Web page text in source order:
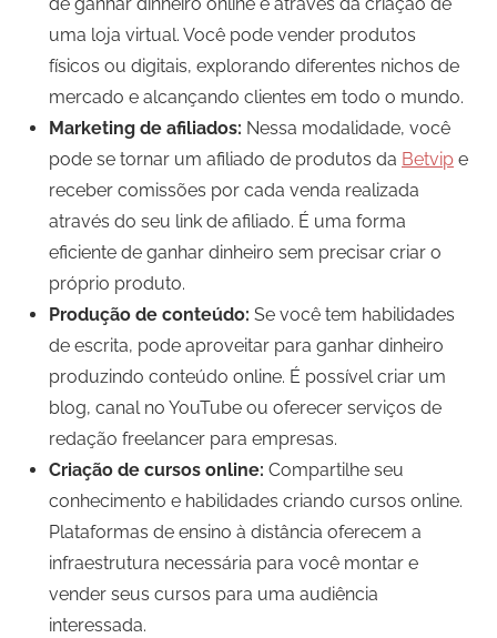
de ganhar dinheiro online é através da criação de
uma loja virtual. Você pode vender produtos
físicos ou digitais, explorando diferentes nichos de
mercado e alcançando clientes em todo o mundo.
Marketing de afiliados: Nessa modalidade, você
pode se tornar um afiliado de produtos da Betvip e
receber comissões por cada venda realizada
através do seu link de afiliado. É uma forma
eficiente de ganhar dinheiro sem precisar criar o
próprio produto.
Produção de conteúdo: Se você tem habilidades
de escrita, pode aproveitar para ganhar dinheiro
produzindo conteúdo online. É possível criar um
blog, canal no YouTube ou oferecer serviços de
redação freelancer para empresas.
Criação de cursos online: Compartilhe seu
conhecimento e habilidades criando cursos online.
Plataformas de ensino à distância oferecem a
infraestrutura necessária para você montar e
vender seus cursos para uma audiência
interessada.